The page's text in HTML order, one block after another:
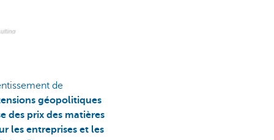
de
géopolitiques
des prix des matières
les entreprises et les